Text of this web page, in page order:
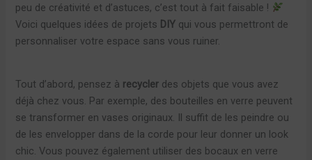
peu de créativité et d’astuces, c’est tout à fait faisable !
Voici quelques idées de projets DIY qui vous permettront de
personnaliser votre espace sans vous ruiner.
Tout d’abord, pensez à recycler des objets que vous avez
déjà chez vous. Par exemple, des bouteilles en verre peuvent
se transformer en vases originaux. Il suffit de les peindre ou
de les envelopper dans de la corde pour leur donner un look
chic. Vous pouvez également utiliser des bocaux en verre